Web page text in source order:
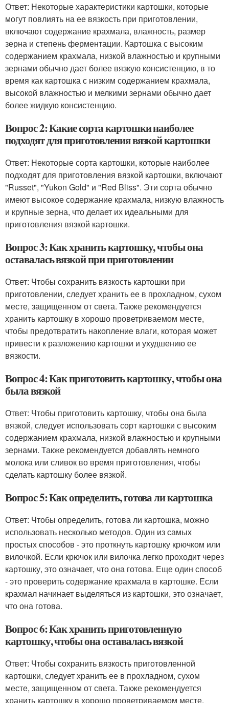
Ответ: Некоторые характеристики картошки, которые
могут повлиять на ее вязкость при приготовлении,
включают содержание крахмала, влажность, размер
зерна и степень ферментации. Картошка с высоким
содержанием крахмала, низкой влажностью и крупными
зернами обычно дает более вязкую консистенцию, в то
время как картошка с низким содержанием крахмала,
высокой влажностью и мелкими зернами обычно дает
более жидкую консистенцию.
Вопрос 2: Какие сорта картошки наиболее
подходят для приготовления вязкой картошки
Ответ: Некоторые сорта картошки, которые наиболее
подходят для приготовления вязкой картошки, включают
"Russet", "Yukon Gold" и "Red Bliss". Эти сорта обычно
имеют высокое содержание крахмала, низкую влажность
и крупные зерна, что делает их идеальными для
приготовления вязкой картошки.
Вопрос 3: Как хранить картошку, чтобы она
оставалась вязкой при приготовлении
Ответ: Чтобы сохранить вязкость картошки при
приготовлении, следует хранить ее в прохладном, сухом
месте, защищенном от света. Также рекомендуется
хранить картошку в хорошо проветриваемом месте,
чтобы предотвратить накопление влаги, которая может
привести к разложению картошки и ухудшению ее
вязкости.
Вопрос 4: Как приготовить картошку, чтобы она
была вязкой
Ответ: Чтобы приготовить картошку, чтобы она была
вязкой, следует использовать сорт картошки с высоким
содержанием крахмала, низкой влажностью и крупными
зернами. Также рекомендуется добавлять немного
молока или сливок во время приготовления, чтобы
сделать картошку более вязкой.
Вопрос 5: Как определить, готова ли картошка
Ответ: Чтобы определить, готова ли картошка, можно
использовать несколько методов. Один из самых
простых способов - это проткнуть картошку крючком или
вилочкой. Если крючок или вилочка легко проходит через
картошку, это означает, что она готова. Еще один способ
- это проверить содержание крахмала в картошке. Если
крахмал начинает выделяться из картошки, это означает,
что она готова.
Вопрос 6: Как хранить приготовленную
картошку, чтобы она оставалась вязкой
Ответ: Чтобы сохранить вязкость приготовленной
картошки, следует хранить ее в прохладном, сухом
месте, защищенном от света. Также рекомендуется
хранить картошку в хорошо проветриваемом месте,